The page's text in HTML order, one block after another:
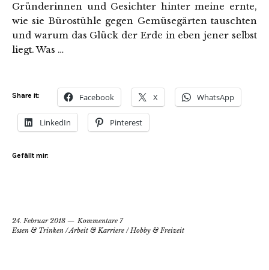
Gründerinnen und Gesichter hinter meine ernte,
wie sie Bürostühle gegen Gemüsegärten tauschten
und warum das Glück der Erde in eben jener selbst
liegt. Was …
Share it: Facebook X WhatsApp
LinkedIn Pinterest
Gefällt mir:
24. Februar 2018
Kommentare 7
Essen & Trinken /Arbeit & Karriere /Hobby & Freizeit